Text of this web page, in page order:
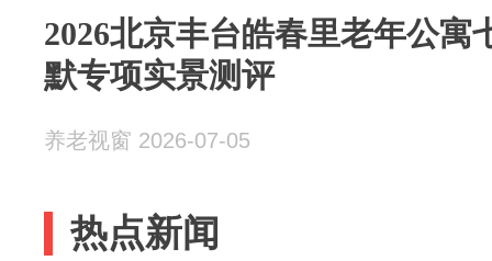
2026北京丰台皓春里老年公寓
默专项实景测评
养老视窗 2026-07-05
热点新闻